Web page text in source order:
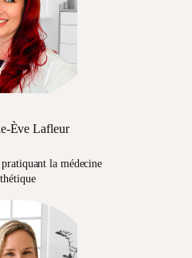
Ève Lafleur
la médecine